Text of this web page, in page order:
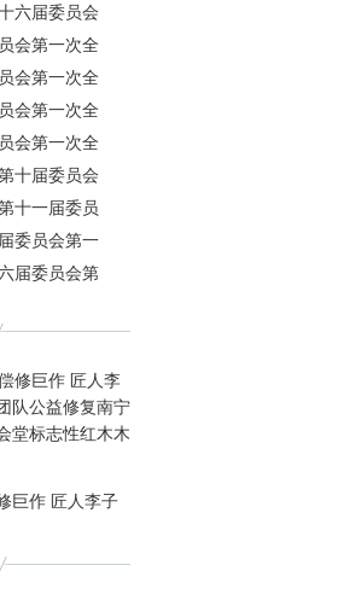
六届委员会
会第一次全
会第一次全
会第一次全
会第一次全
十届委员会
十一届委员
委员会第一
届委员会第
巨作 匠人李子